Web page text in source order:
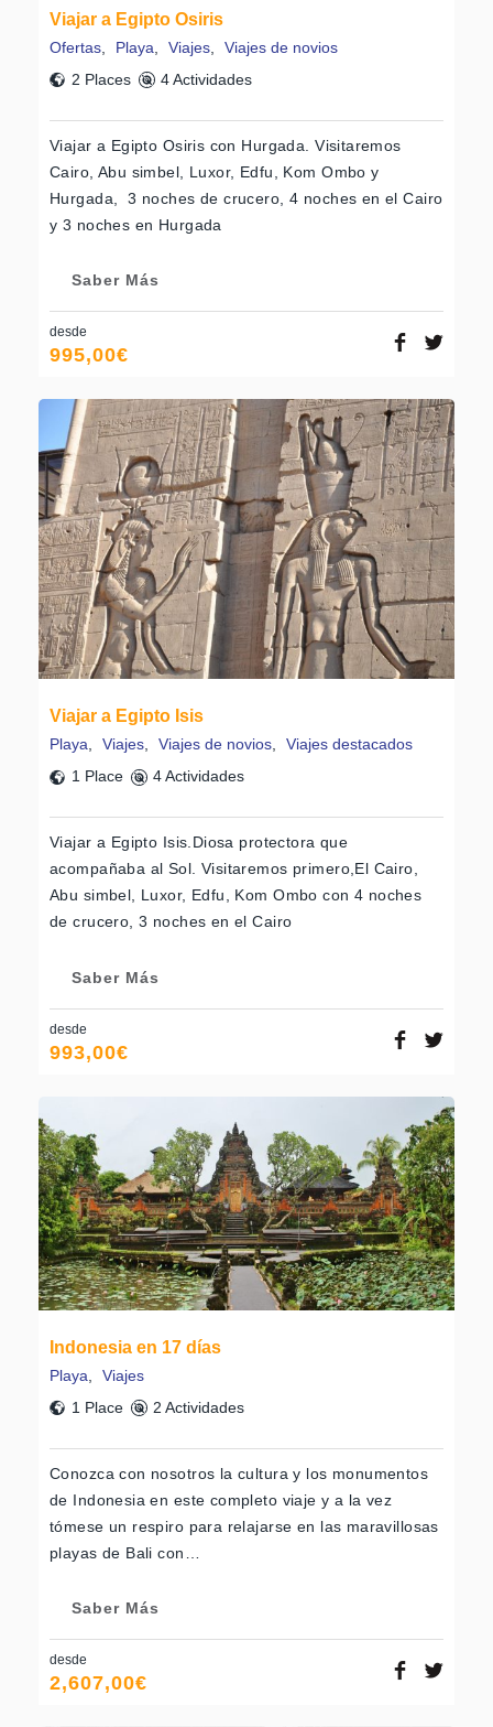
Viajar a Egipto Osiris
Ofertas Playa Viajes
Viajes de novios
2 Places
4 Actividades
Viajar a Egipto Osiris con Hurgada. Visitaremos
Cairo, Abu simbel, Luxor, Edfu, Kom Ombo y
Hurgada, 3 noches de crucero, 4 noches en el Cairo
y 3 noches en Hurgada
Saber Más
desde
995,00€
Viajar a Egipto Isis
Playa, Viajes, Viajes de novios,
Viajes destacados
1 Place
4 Actividades
Viajar a Egipto Isis.Diosa protectora que
acompañaba al Sol. Visitaremos primero,El Cairo,
Abu simbel, Luxor, Edfu, Kom Ombo con 4 noches
de crucero, 3 noches en el Cairo
Saber Más
desde
993,00€
Indonesia en 17 días
Playa
Viajes
1 Place
2 Actividades
Conozca con nosotros la cultura y los monumentos
de Indonesia en este completo viaje y a la vez
tómese un respiro para relajarse en las maravillosas
playas de Bali con…
Saber Más
desde
2,607,00€